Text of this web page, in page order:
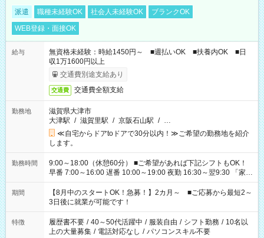
派遣 職種未経験OK 社会人未経験OK
ブランクOK
WEB登録・面接OK
給与
無資格未経験：時給1450円～ ■週払いOK ■扶養内OK ■日
収1万1600円以上
交通費別途支給あり
交通費 交通費全額支給
勤務地
滋賀県大津市
大津駅 / 滋賀里駅 / 京阪石山駅 / …
≪自宅からドアtoドアで30分以内！≫ご希望の勤務地を紹介
します。
勤務時間
9:00～18:00（休憩60分） ■ご希望があれば下記シフトもOK！
早番 7:00～16:00 遅番 10:00～19:00 夜勤 16:30～翌9:30 「家族
と休みを合わせたい」 「余裕を持って夕飯の準備がしたい」
「できれば残業はしたくない」 など、ご希望を教えてください
ね。 ※Wワーク希望の方へ 今ご覧のお仕事で希望する勤務時間
と、もう1つのお仕事の勤務時間。 合計で週40時間を超える場
合は応募できません。
期間
【8月中のスタートOK！急募！】2カ月～ ■ご応募から最短2～
3日後に就業が可能です！
特徴 履歴書不要 / 40～50代活躍中 / 服装自由 / シフト勤務 / 10名以
上の大量募集 / 電話対応なし / パソコンスキル不要